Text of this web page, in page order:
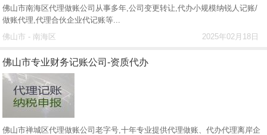
佛山市南海区代理做账公司从事多年,公司变更转让,代办小规模纳锐人记账/
做账代理,代理合伙企业代记账等...
2025年02月18日
佛山市 - 南海区
佛山市专业财务记账公司-资质代办
佛山市禅城区代理做账公司老字号,十年专业提供代理做账、代办代理离岸企